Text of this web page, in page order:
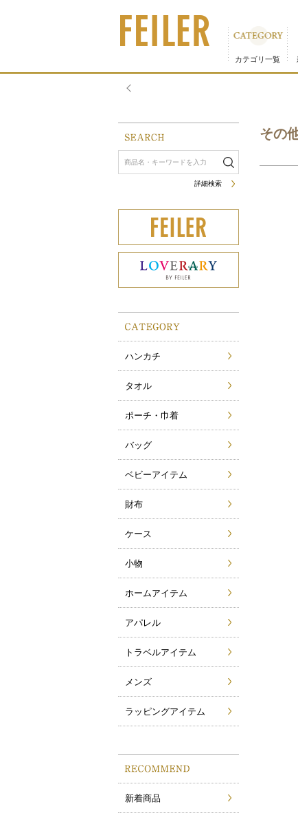
カテゴリ一覧
その
詳細検索
ハンカチ
タオル
ポーチ・巾着
バッグ
ベビーアイテム
財布
ケース
小物
ホームアイテム
アパレル
トラベルアイテム
メンズ
ラッピングアイテム
新着商品